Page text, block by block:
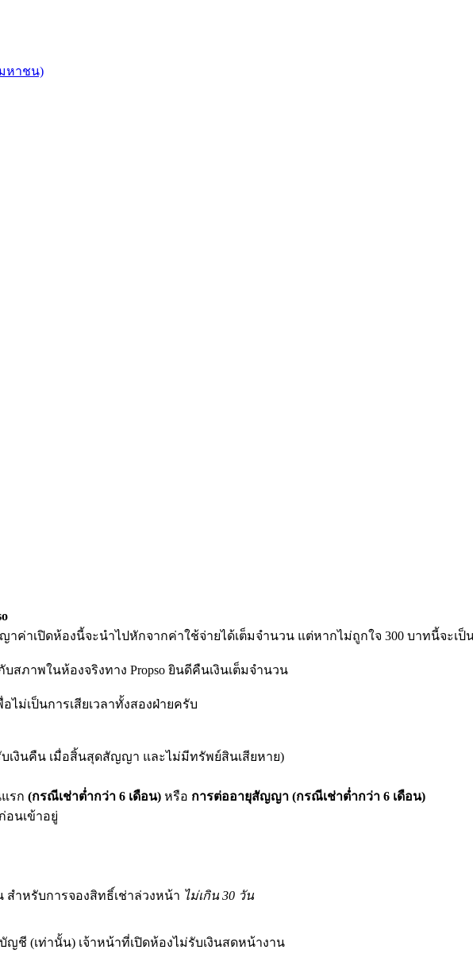
หาชน)
ค่าเปิดห้องนี้จะนำไปหักจากค่าใช้จ่ายได้เต็มจำนวน แต่หากไม่ถูกใจ 300 บาทนี้จะเป็
บสภาพในห้องจริงทาง Propso ยินดีคืนเงินเต็มจำนวน
ไม่เป็นการเสียเวลาทั้งสองฝ่ายครับ
บเงินคืน เมื่อสิ้นสุดสัญญา และไม่มีทรัพย์สินเสียหาย)
รก (กรณีเช่าต่ำกว่า 6 เดือน) หรือ การต่ออายุสัญญา (กรณีเช่าต่ำกว่า 6 เดือน)
อนเข้าอยู่
สำหรับการจองสิทธิ์เช่าล่วงหน้า ไม่เกิน 30 วัน
ญชี (เท่านั้น) เจ้าหน้าที่เปิดห้องไม่รับเงินสดหน้างาน